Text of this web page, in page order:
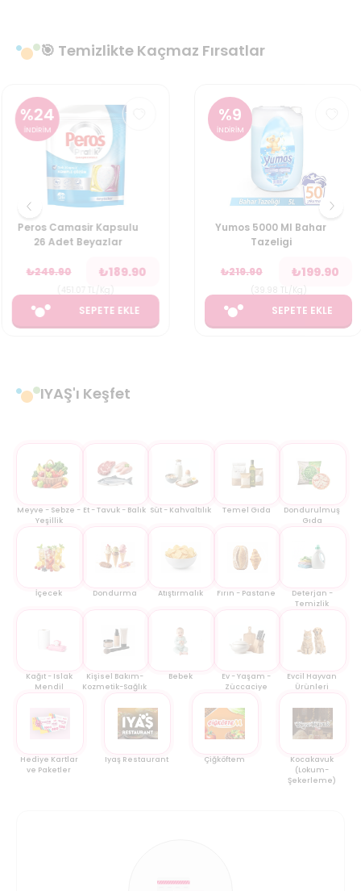
🎯 Temizlikte Kaçmaz Fırsatlar
%24
İNDİRİM
Peros Camasir Kapsulu
26 Adet Beyazlar
₺249.90 ₺189.90
SEPETE EKLE
%9
İNDİRİM
Yumos 5000 Ml Bahar
Tazeligi
₺219.90 ₺199.90
SEPETE EKLE
IYAŞ'ı Keşfet
Meyve - Sebze -
Yeşillik
Et - Tavuk - Balık Süt - Kahvaltılık Temel Gıda
Dondurulmuş
Gıda
İçecek Dondurma Atıştırmalık Fırın - Pastane
Deterjan -
Temizlik
Kağıt - Islak
Mendil
Kişisel Bakım-
Kozmetik-Sağlık
Bebek
Ev - Yaşam -
Züccaciye
Evcil Hayvan
Ürünleri
Hediye Kartlar
ve Paketler
Iyaş Restaurant Çiğköftem
Kocakavuk
(Lokum-
Şekerleme)